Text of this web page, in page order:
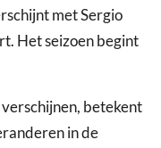
met Sergio
Het seizoen begint
betekent
in de